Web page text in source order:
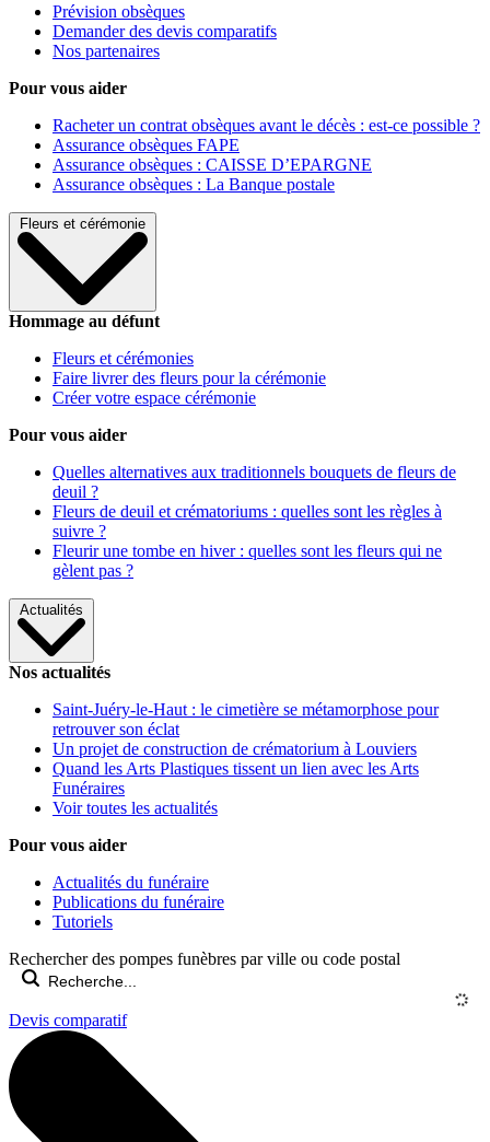
Prévision obsèques
Demander des devis comparatifs
Nos partenaires
Pour vous aider
Racheter un contrat obsèques avant le décès : est-ce possible ?
Assurance obsèques FAPE
Assurance obsèques : CAISSE D’EPARGNE
Assurance obsèques : La Banque postale
Fleurs et cérémonie
Hommage au défunt
Fleurs et cérémonies
Faire livrer des fleurs pour la cérémonie
Créer votre espace cérémonie
Pour vous aider
Quelles alternatives aux traditionnels bouquets de fleurs de
deuil ?
Fleurs de deuil et crématoriums : quelles sont les règles à
suivre ?
Fleurir une tombe en hiver : quelles sont les fleurs qui ne
gèlent pas ?
Actualités
Nos actualités
Saint-Juéry-le-Haut : le cimetière se métamorphose pour
retrouver son éclat
Un projet de construction de crématorium à Louviers
Quand les Arts Plastiques tissent un lien avec les Arts
Funéraires
Voir toutes les actualités
Pour vous aider
Actualités du funéraire
Publications du funéraire
Tutoriels
Rechercher des pompes funèbres par ville ou code postal
Devis comparatif